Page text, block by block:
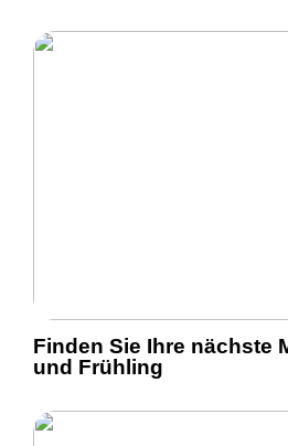
Finden Sie Ihre nächste
und Frühling